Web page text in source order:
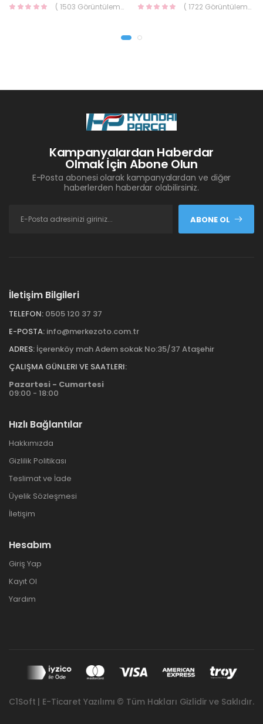
( 1503 Görüntüleme ) ( 1722 Görüntüleme )
Kampanyalardan Haberdar
Olmak İçin Abone Olun
E-Posta abonesi olarak kampanyalardan ve diğer
haberlerden haberdar olabilirsiniz.
ABONE OL
İletişim Bilgileri
TELEFON: 0505 120 37 37
E-POSTA: info@merkezoto.com.tr
ADRES: İçerenköy mah Adem sokak No:35/37 Ataşehir
ÇALIŞMA GÜNLERI VE SAATLERI:
Pazartesi - Cumartesi
09:00 - 18:00
Hızlı Bağlantılar
Hakkımızda
Gizlilik Politikası
Teslimat ve İade
Üyelik Sözleşmesi
İletişim
Hesabım
Giriş Yap
Kayıt Ol
Yardım
C1Soft | E-Ticaret Yazılımı © Tüm Hakları Gizlidir ve Saklıdır.